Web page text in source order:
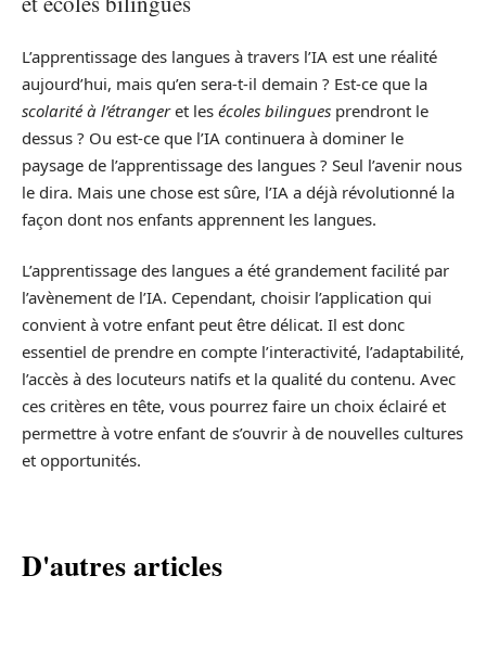
L’apprentissage des langues à travers l’IA est une réalité
aujourd’hui, mais qu’en sera-t-il demain ? Est-ce que la
scolarité à l’étrangeret les écoles bilingues prendront le
dessus ? Ou est-ce que l’IA continuera à dominer le
paysage de l’apprentissage des langues ? Seul l’avenir nous
le dira. Mais une chose est sûre, l’IA a déjà révolutionné la
façon dont nos enfants apprennent les langues.
L’apprentissage des langues a été grandement facilité par
l’avènement de l’IA. Cependant, choisir l’application qui
convient à votre enfant peut être délicat. Il est donc
essentiel de prendre en compte l’interactivité, l’adaptabilité,
l’accès à des locuteurs natifs et la qualité du contenu. Avec
ces critères en tête, vous pourrez faire un choix éclairé et
permettre à votre enfant de s’ouvrir à de nouvelles cultures
et opportunités.
D'autres articles